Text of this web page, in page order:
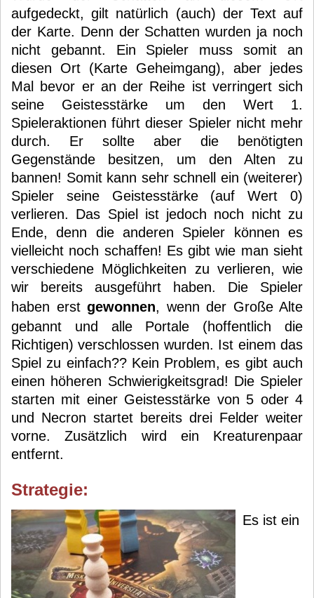
aufgedeckt, gilt natürlich (auch) der Text auf
der Karte. Denn der Schatten wurden ja noch
nicht gebannt. Ein Spieler muss somit an
diesen Ort (Karte Geheimgang), aber jedes
Mal bevor er an der Reihe ist verringert sich
seine Geistesstärke um den Wert 1.
Spieleraktionen führt dieser Spieler nicht mehr
durch. Er sollte aber die benötigten
Gegenstände besitzen, um den Alten zu
bannen! Somit kann sehr schnell ein (weiterer)
Spieler seine Geistesstärke (auf Wert 0)
verlieren. Das Spiel ist jedoch noch nicht zu
Ende, denn die anderen Spieler können es
vielleicht noch schaffen! Es gibt wie man sieht
verschiedene Möglichkeiten zu verlieren, wie
wir bereits ausgeführt haben. Die Spieler
haben erst gewonnen, wenn der Große Alte
gebannt und alle Portale (hoffentlich die
Richtigen) verschlossen wurden. Ist einem das
Spiel zu einfach?? Kein Problem, es gibt auch
einen höheren Schwierigkeitsgrad! Die Spieler
starten mit einer Geistesstärke von 5 oder 4
und Necron startet bereits drei Felder weiter
vorne. Zusätzlich wird ein Kreaturenpaar
entfernt.
Strategie:
Es ist ein